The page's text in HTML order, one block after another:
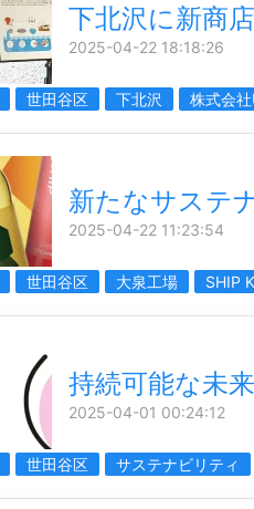
下北沢に新商店
2025-04-22 18:18:26
世田谷区 下北沢 株式会社
新たなサステ
2025-04-22 11:23:54
世田谷区 大泉工場 SHIP
持続可能な未来
2025-04-01 00:24:12
世田谷区 サステナビリティ